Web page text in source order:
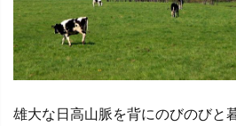
雄大な日高山脈を背にのびのびと